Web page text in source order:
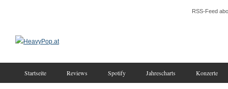
RSS-Feed
Startseite Reviews Spotify Jahrescharts Konzerte